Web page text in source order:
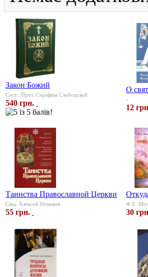
Закон Божий
Сост.: Прот. Серафим Слободской
540 грн.
О
-
12
Таинства Православной Церкви
Свщ. Алексий Новиков
55 грн.
Ф.Е.
30